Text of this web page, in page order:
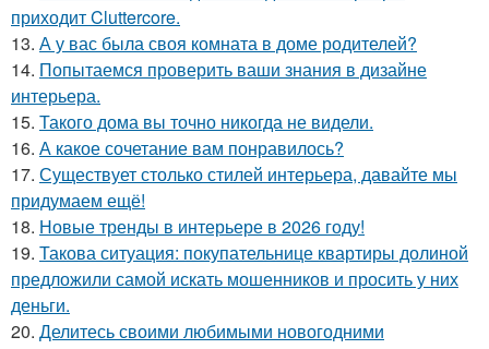
приходит Cluttercore.
13. А у вас была своя комната в доме родителей?
14. Попытаемся проверить ваши знания в дизайне
интерьера.
15. Такого дома вы точно никогда не видели.
16. А какое сочетание вам понравилось?
17. Существует столько стилей интерьера, давайте мы
придумаем ещё!
18. Новые тренды в интерьере в 2026 году!
19. Такова ситуация: покупательнице квартиры долиной
предложили самой искать мошенников и просить у них
деньги.
20. Делитесь своими любимыми новогодними